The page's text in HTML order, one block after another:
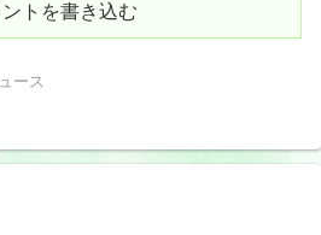
ントを書き込む
ース